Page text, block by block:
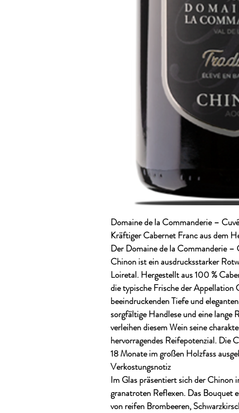
Domaine de la Commanderie –
Kräftiger Cabernet Franc aus dem
DerDomaine de la Commanderie
Chinonist ein ausdrucksstarker
Loiretal. Hergestellt aus100 %
die typische Frische der Appellation
beeindruckenden Tiefe und
sorgfältige Handlese und eine lange
verleihen diesem Wein seine
hervorragendes Reifepotenzial. Die
18 Monateim großen Holzfass
Verkostungsnotiz
Im Glas präsentiert sich der
granatroten Reflexen. Das Bouquet
von reifen Brombeeren,